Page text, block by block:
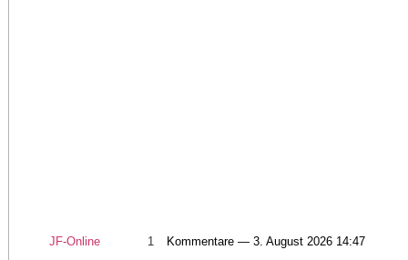
JF-Online 1 Kommentare — 3. August 2026 14:47